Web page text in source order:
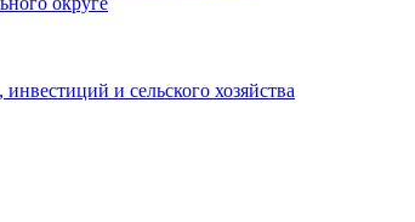
и сельского хозяйства